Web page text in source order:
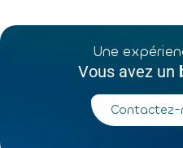
Une
Vous avez un
Contactez-